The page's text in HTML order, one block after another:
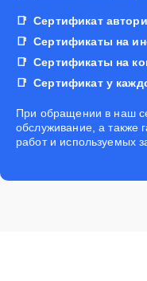
Сертификат
Сертификаты на
Сертификаты на
Сертификат у
При обращении в наш
обслуживание, а также
работ и используемых